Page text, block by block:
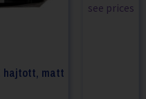
hajtott, matt
see prices